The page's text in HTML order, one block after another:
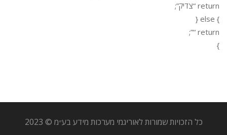
return “צדיק”;
} else {
return “”;
}
כל הזכויות שמורות לאוריגמי מערכות מידע בע״מ © 2023